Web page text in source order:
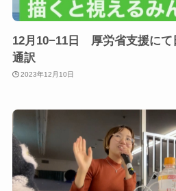
12月10−11日 厚労省支援にて
通訳
2023年12月10日